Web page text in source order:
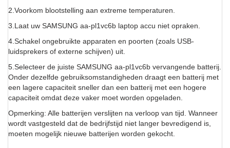
2.Voorkom blootstelling aan extreme temperaturen.
3.Laat uw SAMSUNG aa-pl1vc6b laptop accu niet opraken.
4.Schakel ongebruikte apparaten en poorten (zoals USB-
luidsprekers of externe schijven) uit.
5.Selecteer de juiste SAMSUNG aa-pl1vc6b vervangende batterij.
Onder dezelfde gebruiksomstandigheden draagt een batterij met
een lagere capaciteit sneller dan een batterij met een hogere
capaciteit omdat deze vaker moet worden opgeladen.
Opmerking: Alle batterijen verslijten na verloop van tijd. Wanneer
wordt vastgesteld dat de bedrijfstijd niet langer bevredigend is,
moeten mogelijk nieuwe batterijen worden gekocht.